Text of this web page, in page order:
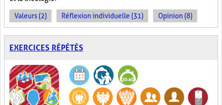
Valeurs (2) Réflexion individuelle (31) Opinion (8)
EXERCICES RÉPÉTÉS